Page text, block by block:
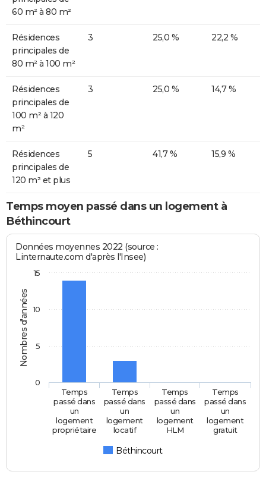
60 m² à 80 m²
Résidences
principales de
80 m² à 100 m²
3 25,0 % 22,2 %
Résidences
principales de
100 m² à 120
m²
3 25,0 % 14,7 %
Résidences
principales de
120 m² et plus
5 41,7 % 15,9 %
Temps moyen passé dans un logement à
Béthincourt
Nombres d'années
Données moyennes 2022 (source :
Linternaute.com d'après l'Insee)
Béthincourt
Temps
passé dans
un
logement
propriétaire
Temps
passé dans
un
logement
locatif
Temps
passé dans
un
logement
HLM
Temps
passé dans
un
logement
gratuit
0
5
10
15